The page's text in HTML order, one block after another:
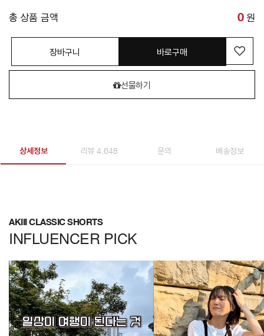
총 상품 금액 0 원
장바구니 바로구매
선물하기
상세정보 리뷰 4,648 문의 배송정보
AKIII CLASSIC SHORTS
INFLUENCER PICK